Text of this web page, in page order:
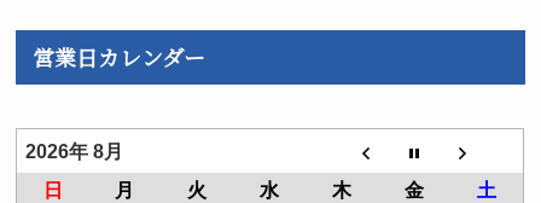
営業日カレンダー
2026年 8月
日
月 火 水 木 金
土